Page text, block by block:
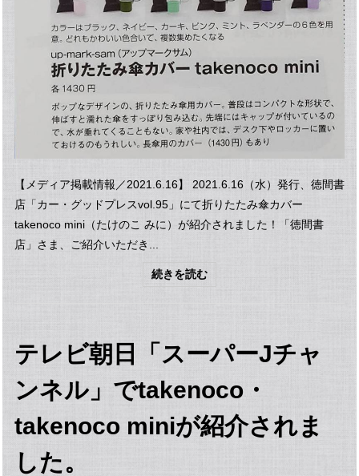
【メディア掲載情報／2021.6.16】 2021.6.16（水）発行、徳間書
店「カー・グッドプレスvol.95」にて折りたたみ傘カバー
takenoco mini（たけのこ みに）が紹介されました！「徳間書
店」さま、ご紹介いただき...
続きを読む
テレビ朝日「スーパーJチャ
ンネル」でtakenoco・
takenoco miniが紹介されま
した。